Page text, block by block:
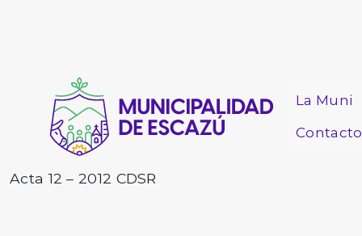
La Muni
Contacto
Acta 12 – 2012 CDSR